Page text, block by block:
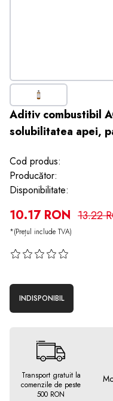
Aditiv combustibil
solubilitatea apei,
Cod produs:
Producător:
Disponibilitate:
10.17 RON 13.22
*(Prețul include TVA)
INDISPONIBIL
Transport gratuit la
comenzile de peste
500 RON